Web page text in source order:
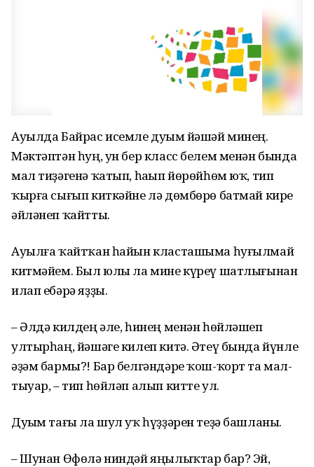
Ауылда Байрас исемле дуҫым йәшәй минең.
Мәктәптән һуң, ун бер класс белем менән бында
мал тиҙәгенә ҡатып, һаҫып йөрөйһөм юҡ, тип
ҡырға сығып киткәйне лә дөмбөрө батмай кире
әйләнеп ҡайтты.
Ауылға ҡайтҡан һайын класташыма һуғылмай
китмәйем. Был юлы ла мине күреү шатлығынан
илап ебәрә яҙҙы.
– Әлдә килдең әле, һинең менән һөйләшеп
ултырһаң, йәшәге килеп китә. Әтеү бында йүнле
әҙәм бармы?! Бар белгәндәре ҡош-ҡорт та мал-
тыуар, – тип һөйләп алып китте ул.
Дуҫым тағы ла шул уҡ һүҙҙәрен теҙә башланы.
– Шунан Өфөлә ниндәй яңылыҡтар бар? Эй,